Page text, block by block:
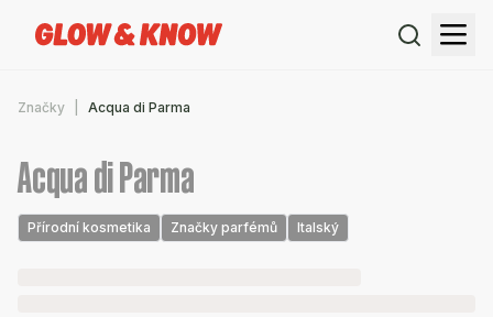
Značky Acqua di Parma
Acqua di Parma
Přírodní kosmetika Značky parfémů Italský